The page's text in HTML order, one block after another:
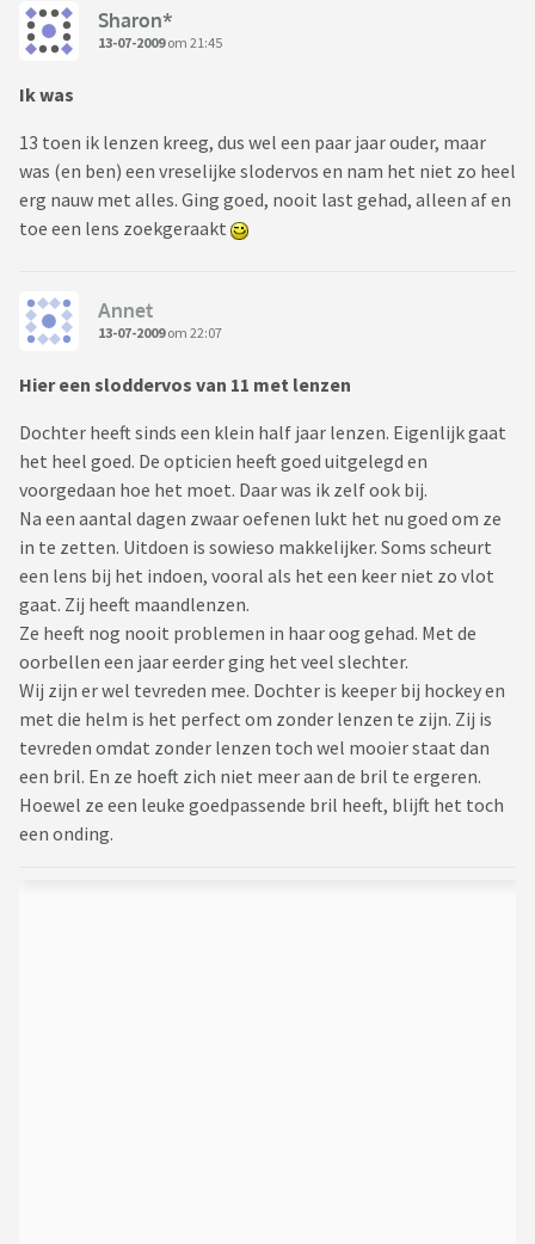
Sharon*
13-07-2009om 21:45
Ik was
13 toen ik lenzen kreeg, dus wel een paar jaar ouder, maar
was (en ben) een vreselijke slodervos en nam het niet zo heel
erg nauw met alles. Ging goed, nooit last gehad, alleen af en
toe een lens zoekgeraakt
Annet
13-07-2009om 22:07
Hier een sloddervos van 11 met lenzen
Dochter heeft sinds een klein half jaar lenzen. Eigenlijk gaat
het heel goed. De opticien heeft goed uitgelegd en
voorgedaan hoe het moet. Daar was ik zelf ook bij.
Na een aantal dagen zwaar oefenen lukt het nu goed om ze
in te zetten. Uitdoen is sowieso makkelijker. Soms scheurt
een lens bij het indoen, vooral als het een keer niet zo vlot
gaat. Zij heeft maandlenzen.
Ze heeft nog nooit problemen in haar oog gehad. Met de
oorbellen een jaar eerder ging het veel slechter.
Wij zijn er wel tevreden mee. Dochter is keeper bij hockey en
met die helm is het perfect om zonder lenzen te zijn. Zij is
tevreden omdat zonder lenzen toch wel mooier staat dan
een bril. En ze hoeft zich niet meer aan de bril te ergeren.
Hoewel ze een leuke goedpassende bril heeft, blijft het toch
een onding.